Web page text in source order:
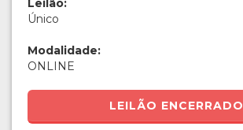
Leilão:
Único
Modalidade:
ONLINE
LEILÃO ENCERRADO